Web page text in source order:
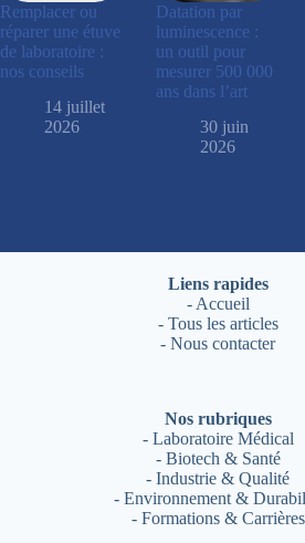
Remplacer ou
réparer une étuve
de laboratoire :
nos conseils
14 juillet
2026
Datation par
luminescence :
un outil pour
mesurer 500 000
ans dans l’art
30 juin
2026
Liens rapides
- Accueil
- Tous les articles
-Nous contacter
Nos rubriques
- Laboratoire Médical
- Biotech & Santé
-Industrie & Qualité
- Environnement &
- Formations & Carrières